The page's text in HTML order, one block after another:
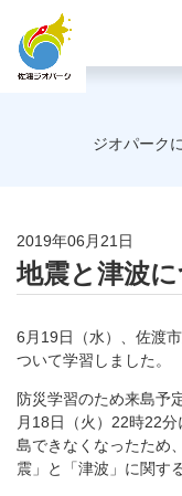
ジオパーク
2019年06月21日
地震と津波
6月19日（水）、佐渡
ついて学習しました。
防災学習のため来島予
月18日（火）22時22
島できなくなったため
震」と「津波」に関す